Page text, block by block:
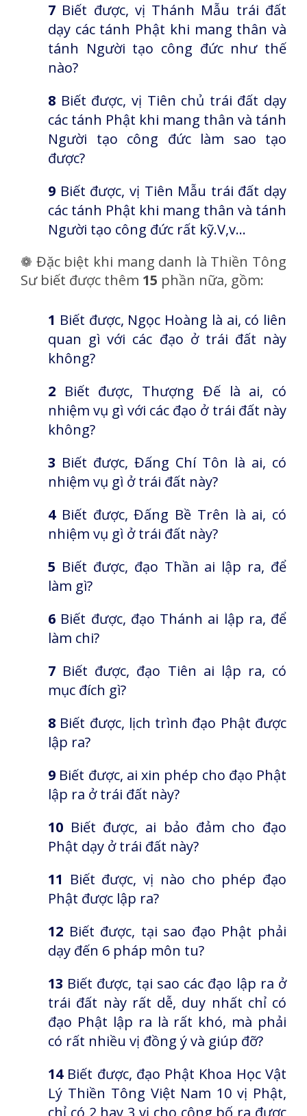
7 Biết được, vị Thánh Mẫu trái đất
dạy các tánh Phật khi mang thân và
tánh Người tạo công đức như thế
nào?
8 Biết được, vị Tiên chủ trái đất dạy
các tánh Phật khi mang thân và tánh
Người tạo công đức làm sao tạo
được?
9 Biết được, vị Tiên Mẫu trái đất dạy
các tánh Phật khi mang thân và tánh
Người tạo công đức rất kỹ.V,v…
❁ Đặc biệt khi mang danh là Thiền Tông
Sư biết được thêm 15 phần nữa, gồm:
1 Biết được, Ngọc Hoàng là ai, có liên
quan gì với các đạo ở trái đất này
không?
2 Biết được, Thượng Đế là ai, có
nhiệm vụ gì với các đạo ở trái đất này
không?
3 Biết được, Đấng Chí Tôn là ai, có
nhiệm vụ gì ở trái đất này?
4 Biết được, Đấng Bề Trên là ai, có
nhiệm vụ gì ở trái đất này?
5 Biết được, đạo Thần ai lập ra, để
làm gì?
6 Biết được, đạo Thánh ai lập ra, để
làm chi?
7 Biết được, đạo Tiên ai lập ra, có
mục đích gì?
8 Biết được, lịch trình đạo Phật được
lập ra?
9 Biết được, ai xin phép cho đạo Phật
lập ra ở trái đất này?
10 Biết được, ai bảo đảm cho đạo
Phật dạy ở trái đất này?
11 Biết được, vị nào cho phép đạo
Phật được lập ra?
12 Biết được, tại sao đạo Phật phải
dạy đến 6 pháp môn tu?
13 Biết được, tại sao các đạo lập ra ở
trái đất này rất dễ, duy nhất chỉ có
đạo Phật lập ra là rất khó, mà phải
có rất nhiều vị đồng ý và giúp đỡ?
14 Biết được, đạo Phật Khoa Học Vật
Lý Thiền Tông Việt Nam 10 vị Phật,
chỉ có 2 hay 3 vị cho công bố ra được